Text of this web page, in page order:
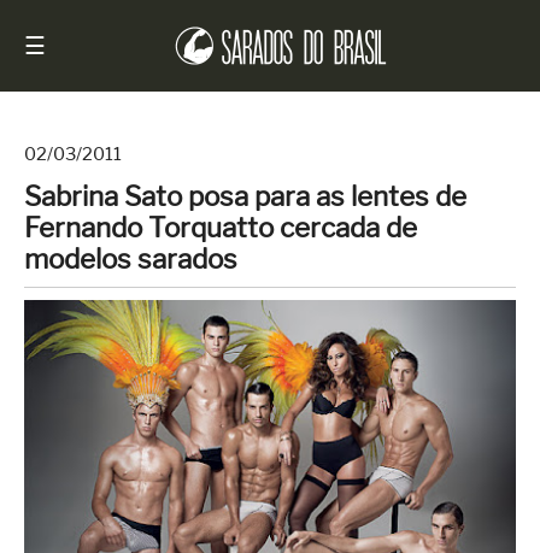
☰
Início
Notícias
Sarados
do
Brasil
Entrevistas
Depois
Superação
02/03/2011
Sabrina Sato posa para as lentes de
Fernando Torquatto cercada de
modelos sarados